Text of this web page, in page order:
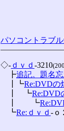
パソコントラブ
◇- ｄｖｄ -3210
┣追記。題名
┃┗Re:DVDの
┃　┗Re:DVD
┃　　┗
┗Re:ｄｖｄ -ｏ